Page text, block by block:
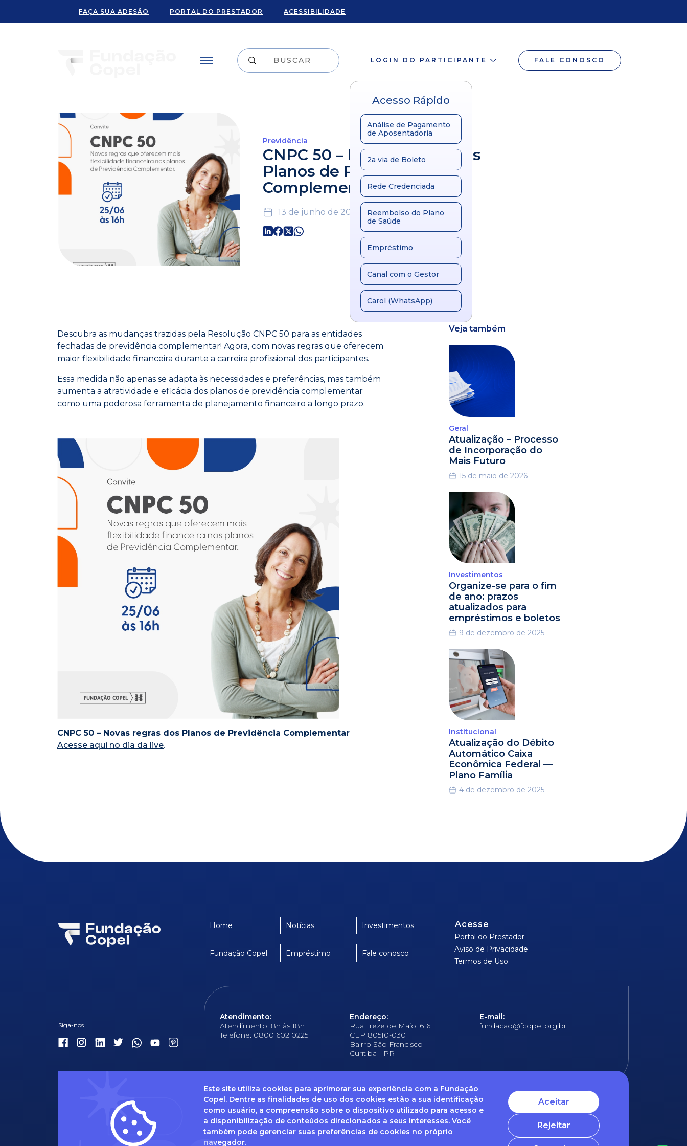
FAÇA SUA ADESÃO PORTAL DO PRESTADOR ACESSIBILIDADE
LOGIN DO PARTICIPANTE FALE CONOSCO
Acesso Rápido
Análise de Pagamento
de Aposentadoria
2a via de Boleto
Rede Credenciada
Reembolso do Plano
de Saúde
Empréstimo
Canal com o Gestor
Carol (WhatsApp)
Este site utiliza cookies para aprimorar sua experiência com a Fundação
Copel. Dentre as finalidades de uso dos cookies estão a sua identificação
como usuário, a compreensão sobre o dispositivo utilizado para acesso e
a disponibilização de conteúdos direcionados a seus interesses. Você
também pode gerenciar suas preferências de cookies no próprio
navegador.
Aceitar
Rejeitar
Previdência
CNPC 50 – Novas regras dos
Planos de Previdência
Complementar
13 de junho de 2024
Descubra as mudanças trazidas pela Resolução CNPC 50 para as entidades
fechadas de previdência complementar! Agora, com novas regras que oferecem
maior flexibilidade financeira durante a carreira profissional dos participantes.
Essa medida não apenas se adapta às necessidades e preferências, mas também
aumenta a atratividade e eficácia dos planos de previdência complementar
como uma poderosa ferramenta de planejamento financeiro a longo prazo.
CNPC 50 – Novas regras dos Planos de Previdência Complementar
Acesse aqui no dia da live.
Veja também
Geral
Atualização – Processo
de Incorporação do
Mais Futuro
15 de maio de 2026
Investimentos
Organize-se para o fim
de ano: prazos
atualizados para
empréstimos e boletos
9 de dezembro de 2025
Institucional
Atualização do Débito
Automático Caixa
Econômica Federal —
Plano Família
4 de dezembro de 2025
Home Notícias Investimentos
Fundação Copel Empréstimo Fale conosco
Acesse
Portal do Prestador
Aviso de Privacidade
Termos de Uso
Atendimento:
Atendimento: 8h às 18h
Telefone: 0800 602 0225
Endereço:
Rua Treze de Maio, 616
CEP 80510-030
Bairro São Francisco
Curitiba - PR
E-mail:
fundacao@fcopel.org.br
Dúvidas frequentes Ouvidoria Canal de Denúncias Solicitação de informações Documentos obrigatórios